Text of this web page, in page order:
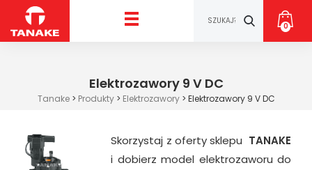
0
Elektrozawory 9 V DC
Tanake> Produkty> Elektrozawory> Elektrozawory 9 V DC
Skorzystaj z oferty sklepu TANAKE
i dobierz model elektrozaworu do